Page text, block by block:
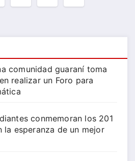
comunidad guaraní toma
realizar un Foro para
conmemoran los 201
la esperanza de un mejor